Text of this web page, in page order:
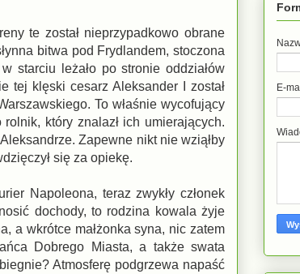
te został nieprzypadkowo obrane
bitwa pod Frydlandem, stoczona
starciu leżało po stronie oddziałów
tej klęski cesarz Aleksander I został
To właśnie wycofujący
który znalazł ich umierających.
Zapewne nikt nie wziąłby
się za opiekę.
Napoleona, teraz zwykły członek
dochody, to rodzina kowala żyje
a wkrótce małżonka syna, nic zatem
Dobrego Miasta, a także swata
Atmosferę podgrzewa napaść
E-